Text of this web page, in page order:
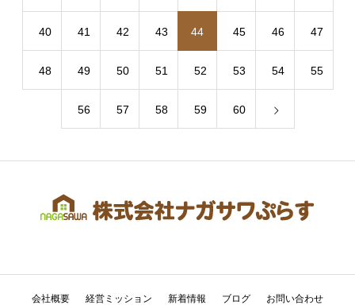
40 41 42 43 44 45 46 47
48 49 50 51 52 53 54 55
56 57 58 59 60
会社概要 経営ミッション 新着情報 ブログ お問い合わせ